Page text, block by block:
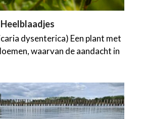
dysenterica) Een plant met
waarvan de aandacht in